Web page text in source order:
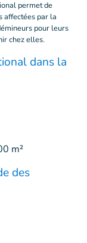
permet de
affectées par la
pour leurs
chez elles.
dans la
m²
des